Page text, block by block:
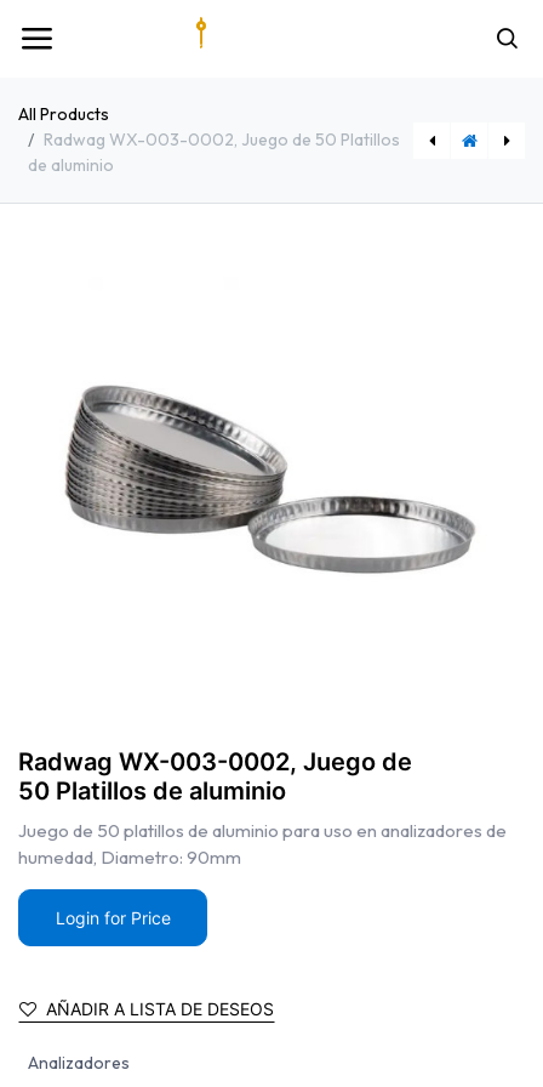
All Products
Radwag WX-003-0002, Juego de 50 Platillos
de aluminio
Radwag WX-003-0002, Juego de
50 Platillos de aluminio
Juego de 50 platillos de aluminio para uso en analizadores de
humedad, Diametro: 90mm
Login for Price
AÑADIR A LISTA DE DESEOS
Analizadores